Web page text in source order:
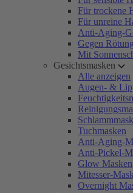
Für trockene
Für unreine
Anti-Aging-
Gegen
Mit
Gesichtsmasken
Alle anzeigen
Augen- &
Tuchmasken
Anti-Aging-
Anti-Pickel-
Glow Masken
Mitesser-
Overnight